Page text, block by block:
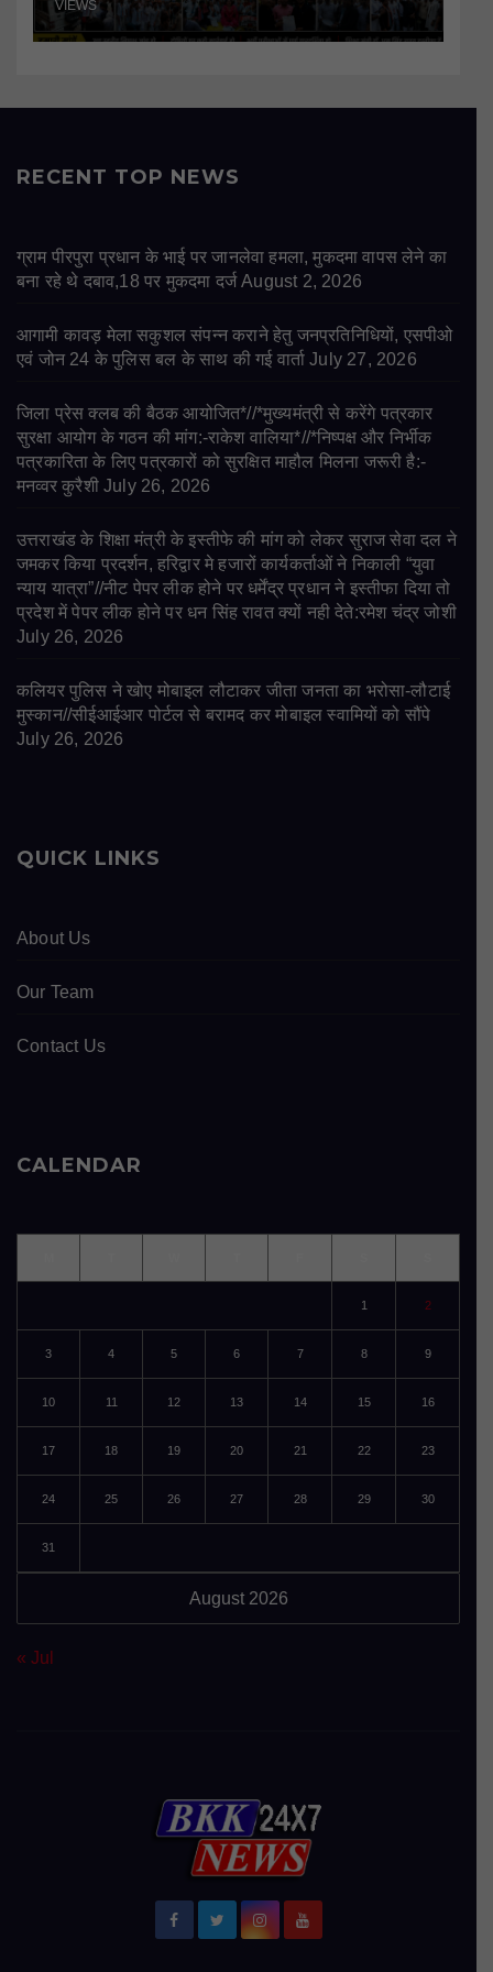
VIEWS
RECENT TOP NEWS
ग्राम पीरपुरा प्रधान के भाई पर जानलेवा हमला, मुकदमा वापस लेने का
बना रहे थे दबाव,18 पर मुकदमा दर्ज August 2, 2026
आगामी कावड़ मेला सकुशल संपन्न कराने हेतु जनप्रतिनिधियों, एसपीओ
एवं जोन 24 के पुलिस बल के साथ की गई वार्ता July 27, 2026
जिला प्रेस क्लब की बैठक आयोजित*//*मुख्यमंत्री से करेंगे पत्रकार
सुरक्षा आयोग के गठन की मांग:-राकेश वालिया*//*निष्पक्ष और निर्भीक
पत्रकारिता के लिए पत्रकारों को सुरक्षित माहौल मिलना जरूरी है:-
मनव्वर कुरैशी July 26, 2026
उत्तराखंड के शिक्षा मंत्री के इस्तीफे की मांग को लेकर सुराज सेवा दल ने
जमकर किया प्रदर्शन, हरिद्वार मे हजारों कार्यकर्ताओं ने निकाली “युवा
न्याय यात्रा”//नीट पेपर लीक होने पर धर्मेंद्र प्रधान ने इस्तीफा दिया तो
प्रदेश में पेपर लीक होने पर धन सिंह रावत क्यों नही देते:रमेश चंद्र जोशी
July 26, 2026
कलियर पुलिस ने खोए मोबाइल लौटाकर जीता जनता का भरोसा-लौटाई
मुस्कान//सीईआईआर पोर्टल से बरामद कर मोबाइल स्वामियों को सौंपे
July 26, 2026
QUICK LINKS
About Us
Our Team
Contact Us
CALENDAR
August 2026
1 2
3 4 5 6 7 8 9
10 11 12 13 14 15 16
17 18 19 20 21 22 23
24 25 26 27 28 29 30
31
« Jul